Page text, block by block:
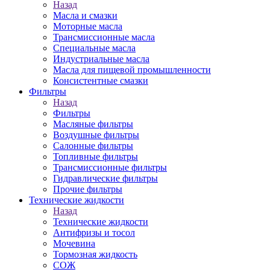
Назад
Масла и смазки
Моторные масла
Трансмиссионные масла
Специальные масла
Индустриальные масла
Масла для пищевой промышленности
Консистентные смазки
Фильтры
Назад
Фильтры
Масляные фильтры
Воздушные фильтры
Салонные фильтры
Топливные фильтры
Трансмиссионные фильтры
Гидравлические фильтры
Прочие фильтры
Технические жидкости
Назад
Технические жидкости
Антифризы и тосол
Мочевина
Тормозная жидкость
СОЖ